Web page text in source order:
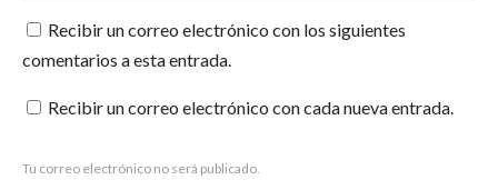
Recibir un correo electrónico con los siguientes
comentarios a esta entrada.
Recibir un correo electrónico con cada nueva entrada.
Tu correo electrónico no será publicado.